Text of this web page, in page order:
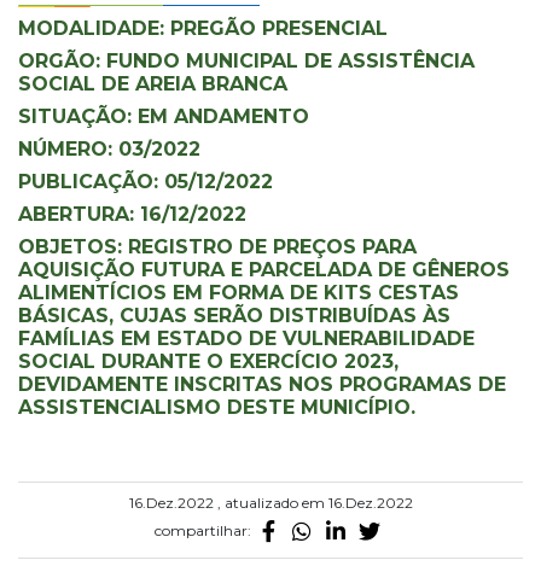
MODALIDADE: PREGÃO PRESENCIAL
ORGÃO: FUNDO MUNICIPAL DE ASSISTÊNCIA
SOCIAL DE AREIA BRANCA
SITUAÇÃO: EM ANDAMENTO
NÚMERO: 03/2022
PUBLICAÇÃO: 05/12/2022
ABERTURA: 16/12/2022
OBJETOS: REGISTRO DE PREÇOS PARA
AQUISIÇÃO FUTURA E PARCELADA DE GÊNEROS
ALIMENTÍCIOS EM FORMA DE KITS CESTAS
BÁSICAS, CUJAS SERÃO DISTRIBUÍDAS ÀS
FAMÍLIAS EM ESTADO DE VULNERABILIDADE
SOCIAL DURANTE O EXERCÍCIO 2023,
DEVIDAMENTE INSCRITAS NOS PROGRAMAS DE
ASSISTENCIALISMO DESTE MUNICÍPIO.
16.Dez.2022 , atualizado em 16.Dez.2022
compartilhar: